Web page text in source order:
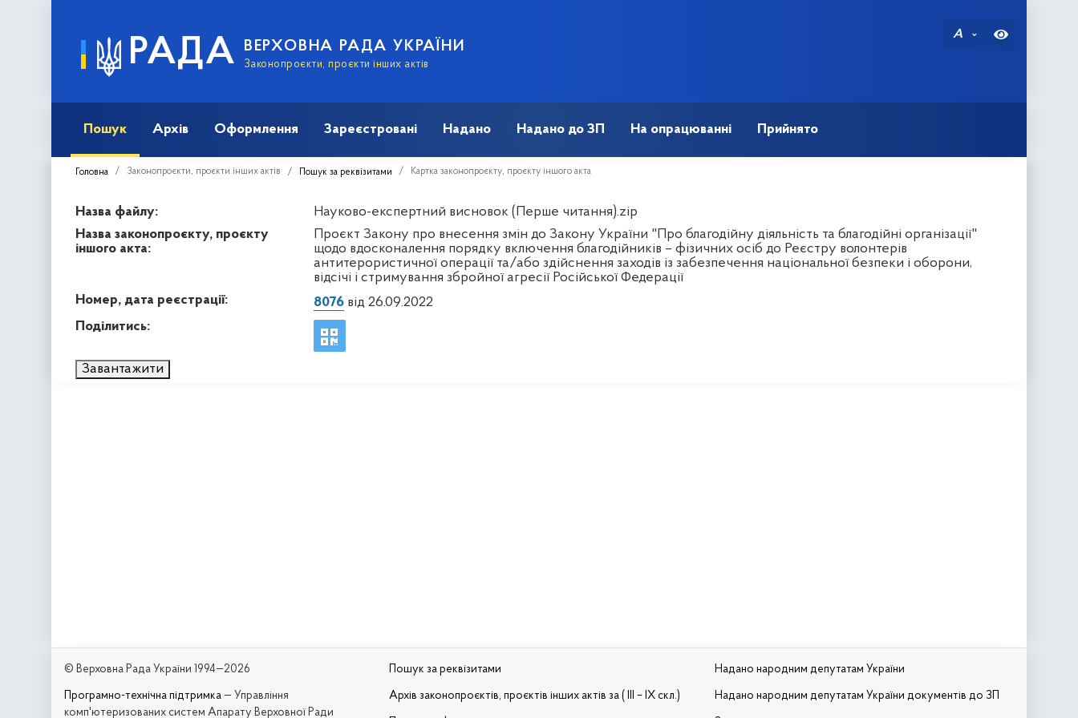
РАДА ВЕРХОВНА РАДА УКРАЇНИ
Законопроєкти, проєкти інших актів
A
Пошук Архів Оформлення Зареєстровані Надано Надано до ЗП На опрацюванні Прийнято
Головна Законопроєкти, проєкти інших актів Пошук за реквізитами Картка законопроєкту, проєкту іншого акта
Назва файлу:
Науково-експертний висновок (Перше читання).zip
Назва законопроєкту, проєкту
іншого акта:
Проєкт Закону про внесення змін до Закону України "Про благодійну діяльність та благодійні організації"
щодо вдосконалення порядку включення благодійників – фізичних осіб до Реєстру волонтерів
антитерористичної операції та/або здійснення заходів із забезпечення національної безпеки і оборони,
відсічі і стримування збройної агресії Російської Федерації
Номер, дата реєстрації:
8076від 26.09.2022
Поділитись:
Завантажити
© Верховна Рада України 1994—2026
Програмно-технічна підтримка — Управління
комп'ютеризованих систем Апарату Верховної Ради
Пошук за реквізитами
Архів законопроєктів, проєктів інших актів за ( III – IX скл.)
Надано народним депутатам України
Надано народним депутатам України документів до ЗП